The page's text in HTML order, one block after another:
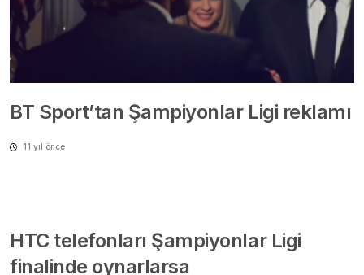
BT Sport’tan Şampiyonlar Ligi reklamı
11 yıl önce
HTC telefonları Şampiyonlar Ligi
finalinde oynarlarsa